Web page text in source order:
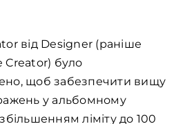
від Designer (раніше
Creator) було
щоб забезпечити вищу
у альбомному
ліміту до 100